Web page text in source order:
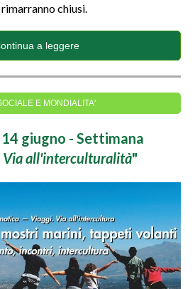
chiusi.
a leggere
E MONDIALITA'
giugno - Settimana
Via all'interculturalità"